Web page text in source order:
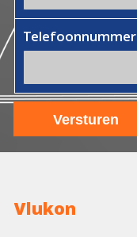
Telefoonnummer
Vlukon